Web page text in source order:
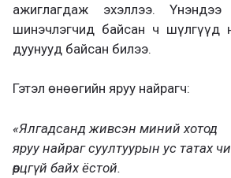
ажиглагдаж эхэллээ.
шинэчлэгчид байсан ч шүлгүүд
дуунууд байсан билээ.
Гэтэл өнөөгийн яруу найрагч:
«Ялгадсанд живсэн миний хотод
яруу найраг суултуурын ус татах
өөрцгүй байх ёстой.